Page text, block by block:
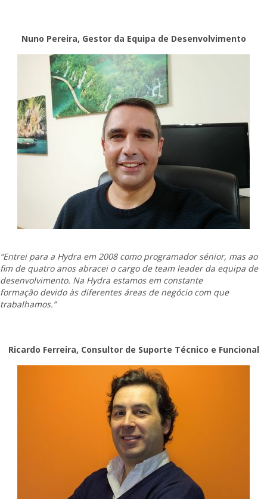
Nuno Pereira, Gestor da Equipa de Desenvolvimento
“Entrei para a Hydra em 2008 como programador sénior, mas ao
fim de quatro anos abracei o cargo de team leader da equipa de
desenvolvimento. Na Hydra estamos em constante
formação devido às diferentes áreas de negócio com que
trabalhamos.”
Ricardo Ferreira, Consultor de Suporte Técnico e Funcional